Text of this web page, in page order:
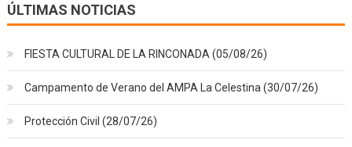
ÚLTIMAS NOTICIAS
FIESTA CULTURAL DE LA RINCONADA (05/08/26)
Campamento de Verano del AMPA La Celestina (30/07/26)
Protección Civil (28/07/26)